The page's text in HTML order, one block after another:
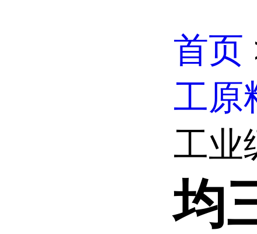
首页
工原
工业
均